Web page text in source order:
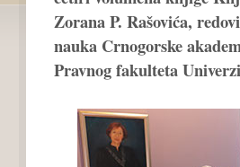
Zorana P. Rašovića,
nauka Crnogorske
Pravnog fakulteta